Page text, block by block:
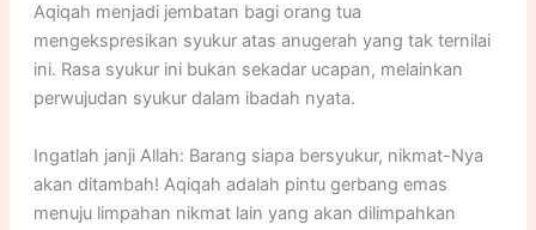
Aqiqah menjadi jembatan bagi orang tua
mengekspresikan syukur atas anugerah yang tak ternilai
ini. Rasa syukur ini bukan sekadar ucapan, melainkan
perwujudan syukur dalam ibadah nyata.
Ingatlah janji Allah: Barang siapa bersyukur, nikmat-Nya
akan ditambah! Aqiqah adalah pintu gerbang emas
menuju limpahan nikmat lain yang akan dilimpahkan